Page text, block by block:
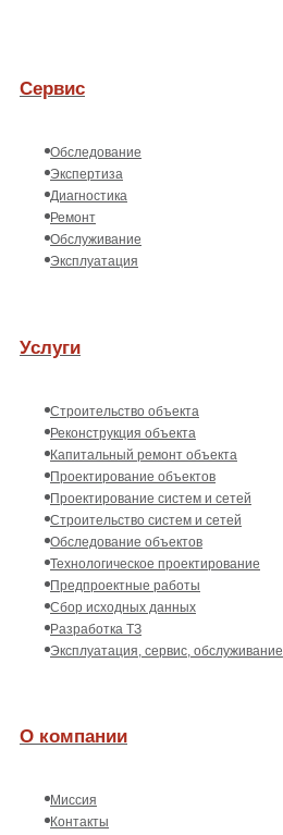
Сервис
Обследование
Экспертиза
Диагностика
Ремонт
Обслуживание
Эксплуатация
Услуги
Строительство объекта
Реконструкция объекта
Капитальный ремонт объекта
Проектирование объектов
Проектирование систем и сетей
Строительство систем и сетей
Обследование объектов
Технологическое проектирование
Предпроектные работы
Сбор исходных данных
Разработка ТЗ
Эксплуатация, сервис, обслуживание
О компании
Миссия
Контакты